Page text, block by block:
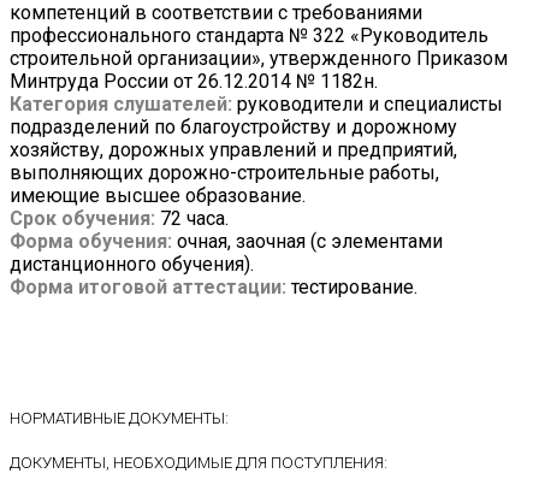
компетенций в соответствии с требованиями
профессионального стандарта № 322 «Руководитель
строительной организации», утвержденного Приказом
Минтруда России от 26.12.2014 № 1182н.
Категория слушателей: руководители и специалисты
подразделений по благоустройству и дорожному
хозяйству, дорожных управлений и предприятий,
выполняющих дорожно-строительные работы,
имеющие высшее образование.
Срок обучения: 72 часа.
Форма обучения: очная, заочная (с элементами
дистанционного обучения).
Форма итоговой аттестации: тестирование.
НОРМАТИВНЫЕ ДОКУМЕНТЫ:
ДОКУМЕНТЫ, НЕОБХОДИМЫЕ ДЛЯ ПОСТУПЛЕНИЯ: